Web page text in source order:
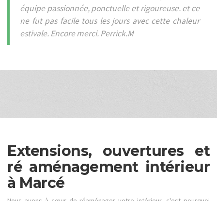
équipe passionnée, ponctuelle et rigoureuse. et ce
ne fut pas facile tous les jours avec cette chaleur
estivale. Encore merci. Perrick.M
Extensions, ouvertures et
ré aménagement intérieur
à Marcé